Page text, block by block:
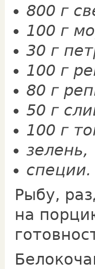
800 г
100 г
30 г
100 г
80 г
50 г
100 г
зелень,
специи.
Рыбу,
на